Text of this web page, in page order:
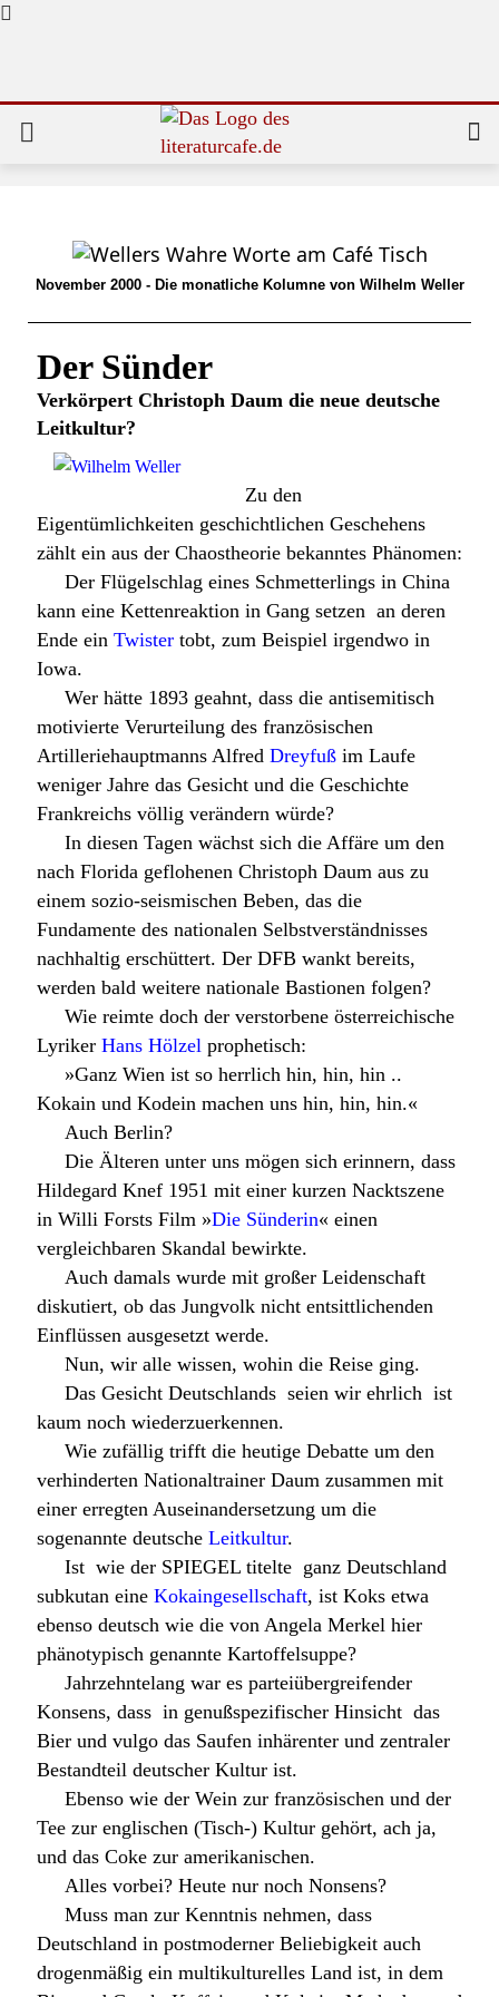
November 2000 - Die monatliche Kolumne von Wilhelm Weller
Der Sünder
Verkörpert Christoph Daum die neue deutsche
Leitkultur?
Zu den
Eigentümlichkeiten geschichtlichen Geschehens
zählt ein aus der Chaostheorie bekanntes Phänomen:
Der Flügelschlag eines Schmetterlings in China
kann eine Kettenreaktion in Gang setzen  an deren
Ende ein Twister tobt, zum Beispiel irgendwo in
Iowa.
Wer hätte 1893 geahnt, dass die antisemitisch
motivierte Verurteilung des französischen
Artilleriehauptmanns Alfred Dreyfuß im Laufe
weniger Jahre das Gesicht und die Geschichte
Frankreichs völlig verändern würde?
In diesen Tagen wächst sich die Affäre um den
nach Florida geflohenen Christoph Daum aus zu
einem sozio-seismischen Beben, das die
Fundamente des nationalen Selbstverständnisses
nachhaltig erschüttert. Der DFB wankt bereits,
werden bald weitere nationale Bastionen folgen?
Wie reimte doch der verstorbene österreichische
Lyriker Hans Hölzel prophetisch:
»Ganz Wien ist so herrlich hin, hin, hin ..
Kokain und Kodein machen uns hin, hin, hin.«
Auch Berlin?
Die Älteren unter uns mögen sich erinnern, dass
Hildegard Knef 1951 mit einer kurzen Nacktszene
in Willi Forsts Film »Die Sünderin« einen
vergleichbaren Skandal bewirkte.
Auch damals wurde mit großer Leidenschaft
diskutiert, ob das Jungvolk nicht entsittlichenden
Einflüssen ausgesetzt werde.
Nun, wir alle wissen, wohin die Reise ging.
Das Gesicht Deutschlands  seien wir ehrlich  ist
kaum noch wiederzuerkennen.
Wie zufällig trifft die heutige Debatte um den
verhinderten Nationaltrainer Daum zusammen mit
einer erregten Auseinandersetzung um die
sogenannte deutsche Leitkultur.
Ist  wie der SPIEGEL titelte  ganz Deutschland
subkutan eine Kokaingesellschaft, ist Koks etwa
ebenso deutsch wie die von Angela Merkel hier
phänotypisch genannte Kartoffelsuppe?
Jahrzehntelang war es parteiübergreifender
Konsens, dass  in genußspezifischer Hinsicht  das
Bier und vulgo das Saufen inhärenter und zentraler
Bestandteil deutscher Kultur ist.
Ebenso wie der Wein zur französischen und der
Tee zur englischen (Tisch-) Kultur gehört, ach ja,
und das Coke zur amerikanischen.
Alles vorbei? Heute nur noch Nonsens?
Muss man zur Kenntnis nehmen, dass
Deutschland in postmoderner Beliebigkeit auch
drogenmäßig ein multikulturelles Land ist, in dem